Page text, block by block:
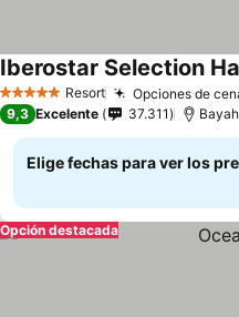
5 Estrellas Resort Opciones de
Iberostar Selection
9,3 Excelente 37.311
Elige fechas para ver los
Opción destacada